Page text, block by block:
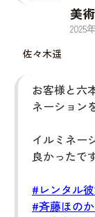
佐々木遥
美
2025年
お客様と六
ネーション
イルミネー
良かったで
#レンタル
#斉藤ほの